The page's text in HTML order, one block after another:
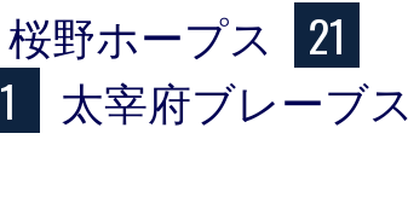
桜野ホープス
21
1
太宰府ブレーブス